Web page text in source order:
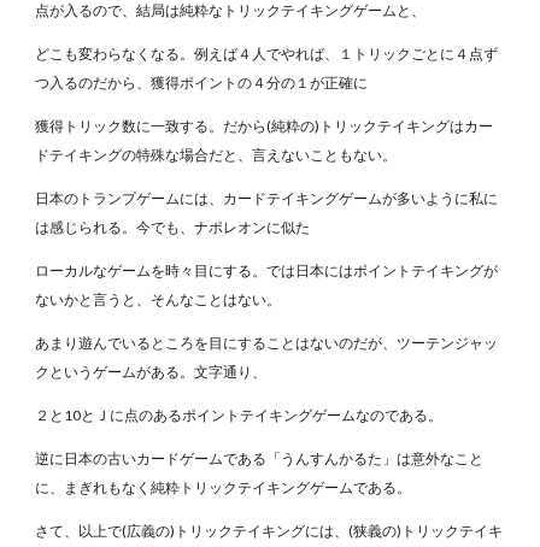
点が入るので、結局は純粋なトリックテイキングゲームと、
どこも変わらなくなる。例えば４人でやれば、１トリックごとに４点ず
つ入るのだから、獲得ポイントの４分の１が正確に
獲得トリック数に一致する。だから(純粋の)トリックテイキングはカー
ドテイキングの特殊な場合だと、言えないこともない。
日本のトランプゲームには、カードテイキングゲームが多いように私に
は感じられる。今でも、ナポレオンに似た
ローカルなゲームを時々目にする。では日本にはポイントテイキングが
ないかと言うと、そんなことはない。
あまり遊んでいるところを目にすることはないのだが、ツーテンジャッ
クというゲームがある。文字通り、
２と10とＪに点のあるポイントテイキングゲームなのである。
逆に日本の古いカードゲームである「うんすんかるた」は意外なこと
に、まぎれもなく純粋トリックテイキングゲームである。
さて、以上で(広義の)トリックテイキングには、(狭義の)トリックテイキ